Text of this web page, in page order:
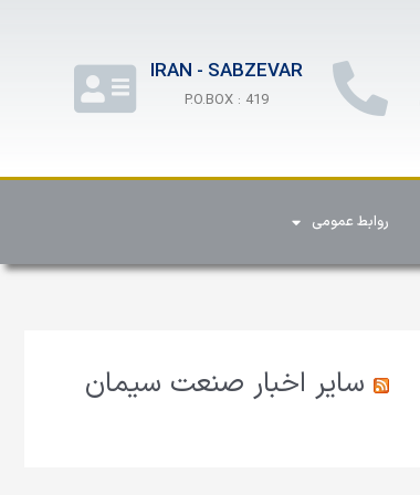
IRAN - SABZEVAR
P.O.BOX : 419
روابط عمومی
سایر اخبار صنعت سیمان